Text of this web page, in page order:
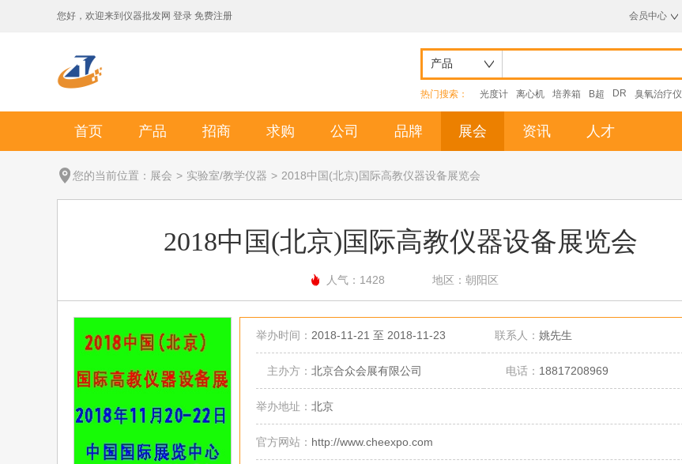
您好，欢迎来到 仪器批发网 登录 免费注册 会员中心
产品
热门搜索： 光度计 离心机 培养箱 B超 DR 臭氧治疗仪
首页 产品 招商 求购 公司 品牌 展会 资讯 人才
您的当前位置： 展会 > 实验室/教学仪器 > 2018中国(北京)国际高教仪器设备展览会
2018中国(北京)国际高教仪器设备展览会
人气：1428 地区：朝阳区
举办时间： 2018-11-21 至 2018-11-23 联系人： 姚先生
主办方： 北京合众会展有限公司 电话： 18817208969
举办地址： 北京
官方网站： http://www.cheexpo.com